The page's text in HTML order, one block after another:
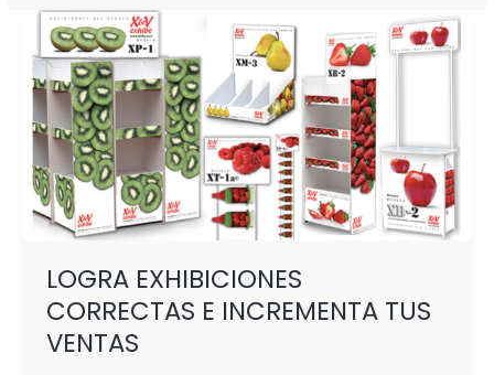
LOGRA EXHIBICIONES
CORRECTAS E INCREMENTA TUS
VENTAS
LOGRA
EXHIBICIONES
CORRECTAS
E
INCREMENTA
TUS
VENTAS